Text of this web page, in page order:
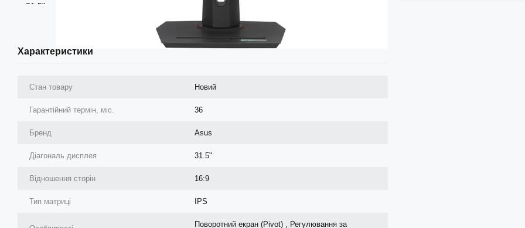
Характеристики
Стан товару Новий
Гарантійний термін, міс. 36
Бренд Asus
Діагональ дисплея 31.5"
Відношення сторін 16:9
Тип матриці IPS
Поворотний екран (Pivot) , Регулювання за